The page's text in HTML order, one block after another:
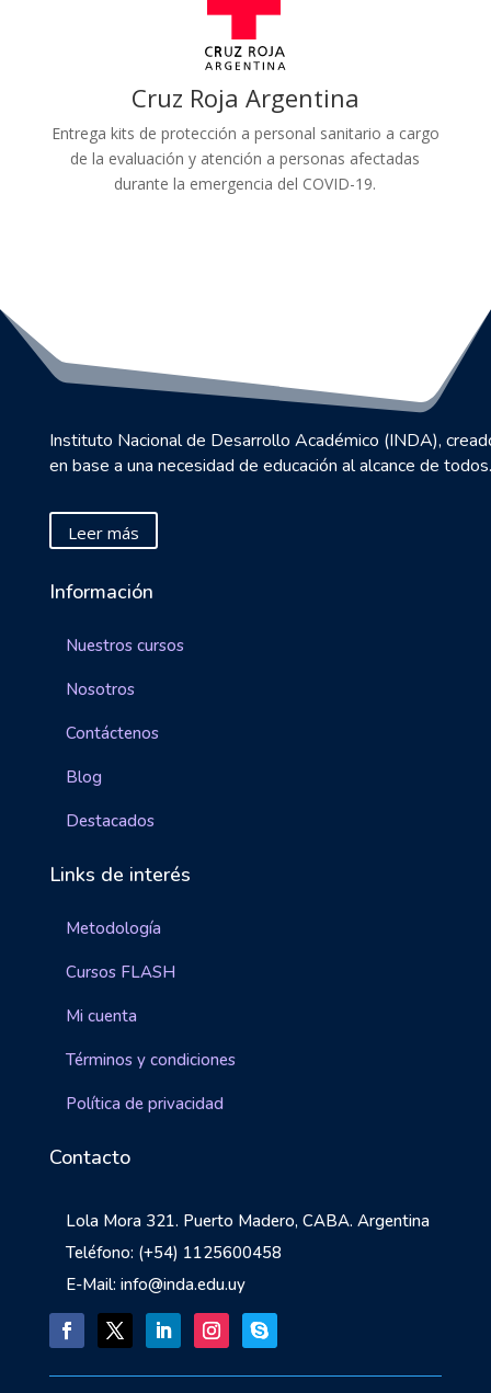
Cruz Roja Argentina
Entrega kits de protección a personal sanitario a cargo
de la evaluación y atención a personas afectadas
durante la emergencia del COVID-19.
Instituto Nacional de Desarrollo Académico (INDA),
en base a una necesidad de educación al alcance de todos.
Leer más
Información
Nuestros cursos
Nosotros
Contáctenos
Blog
Destacados
Links de interés
Metodología
Cursos FLASH
Mi cuenta
Términos y condiciones
Política de privacidad
Contacto
Lola Mora 321. Puerto Madero, CABA. Argentina
Teléfono: (+54) 1125600458
E-Mail: info@inda.edu.uy